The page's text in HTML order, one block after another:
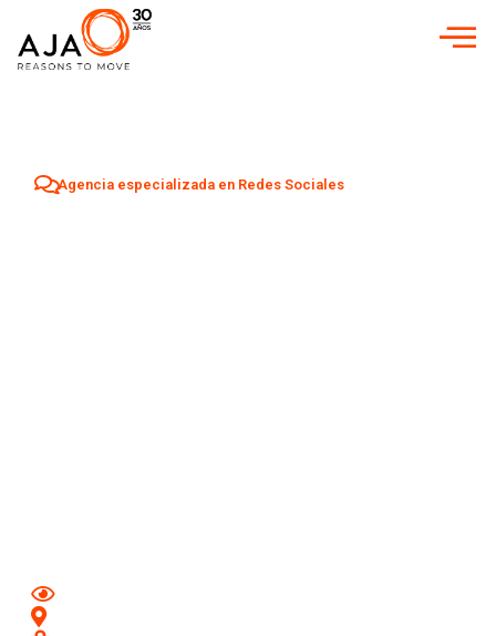
Agencia especializada en Redes Sociales